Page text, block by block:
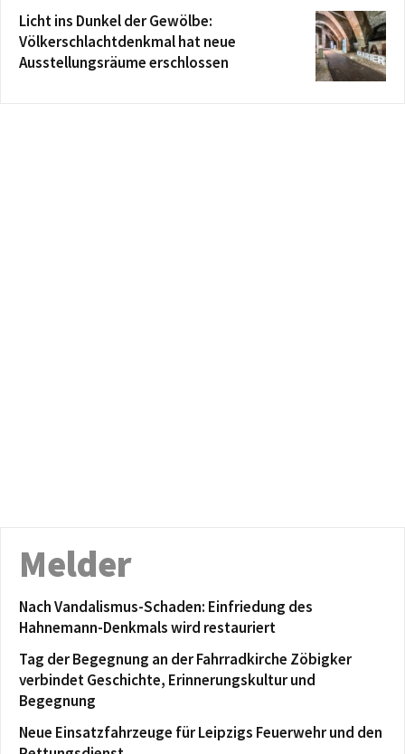
Licht ins Dunkel der Gewölbe:
Völkerschlachtdenkmal hat neue
Ausstellungsräume erschlossen
Melder
Nach Vandalismus-Schaden: Einfriedung des
Hahnemann-Denkmals wird restauriert
Tag der Begegnung an der Fahrradkirche Zöbigker
verbindet Geschichte, Erinnerungskultur und
Begegnung
Neue Einsatzfahrzeuge für Leipzigs Feuerwehr und den